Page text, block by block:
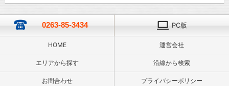
0263-85-3434 PC版
HOME 運営会社
エリアから探す 沿線から検索
お問合わせ プライバシーポリシー